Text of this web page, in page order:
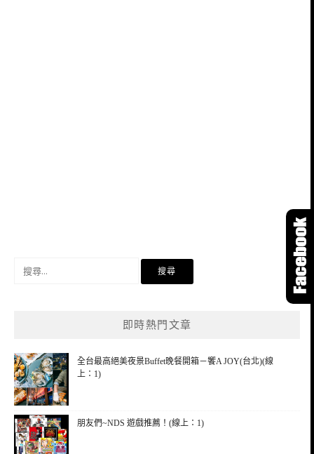
即時熱門文章
全台最高絕美夜景Buffet晚餐開箱－饗A JOY(台北)(線
上：1)
朋友們~NDS 遊戲推薦！(線上：1)